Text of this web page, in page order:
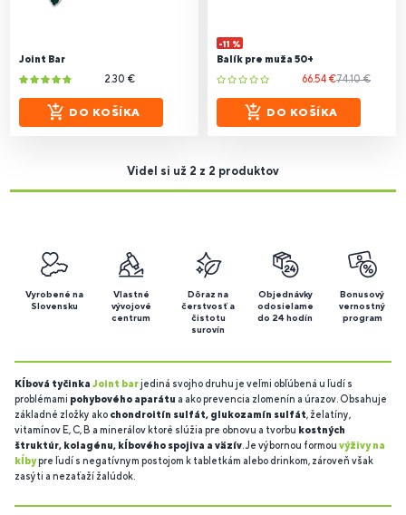
Joint Bar
2.30 €
DO KOŠÍKA
-11 %
Balík pre muža 50+
74.10 €
66.54 €
DO KOŠÍKA
Videl si už 2 z 2 produktov
Vyrobené na
Slovensku
Vlastné
vývojové
centrum
Dôraz na
čerstvosť a
čistotu
surovín
Objednávky
odosielame
do 24 hodín
Bonusový
vernostný
program
Kĺbová tyčinka Joint barjediná svojho druhu je veľmi obľúbená u ľudí s
problémami pohybového aparátu a ako prevencia zlomenín a úrazov. Obsahuje
základné zložky ako chondroitín sulfát, glukozamín sulfát, želatíny,
vitamínov E, C, B a minerálov ktoré slúžia pre obnovu a tvorbu kostných
štruktúr, kolagénu, kĺbového spojiva a väzív . Je výbornou formou výživy na
kĺbypre ľudí s negatívnym postojom k tabletkám alebo drinkom, zároveň však
zasýti a nezaťaží žalúdok.